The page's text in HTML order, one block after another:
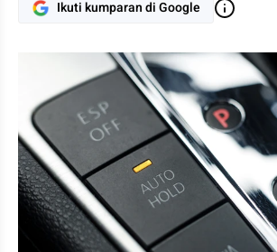
Ikuti kumparan di Google